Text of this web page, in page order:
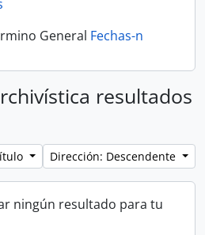
General Fechas-n
resultados
Dirección: Descendente
ningún resultado para tu